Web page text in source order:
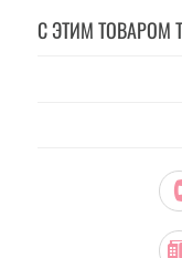
С ЭТИМ ТОВАРОМ